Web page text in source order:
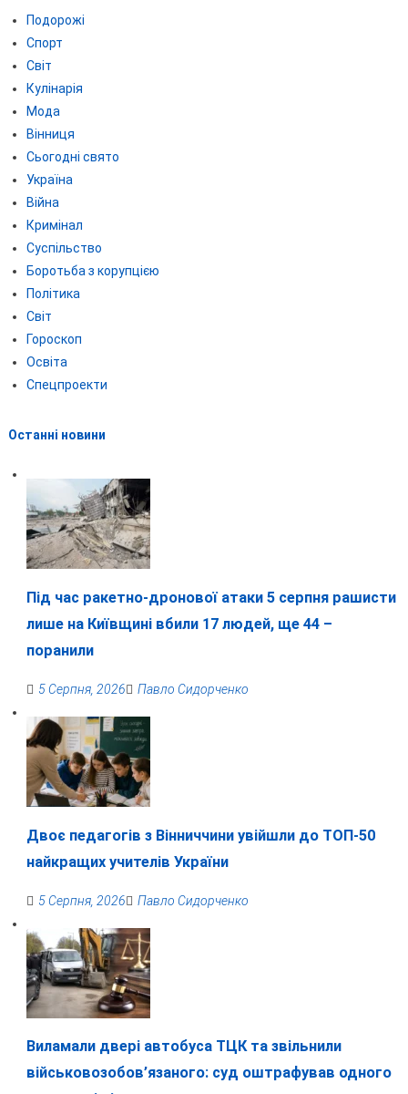
Подорожі
Спорт
Світ
Кулінарія
Мода
Вінниця
Сьогодні свято
Україна
Війна
Кримінал
Суспільство
Боротьба з корупцією
Політика
Світ
Гороскоп
Освіта
Спецпроекти
Останні новини
Під час ракетно-дронової атаки 5 серпня рашисти
лише на Київщині вбили 17 людей, ще 44 –
поранили
5 Серпня, 2026 Павло Сидорченко
Двоє педагогів з Вінниччини увійшли до ТОП-50
найкращих учителів України
5 Серпня, 2026 Павло Сидорченко
Виламали двері автобуса ТЦК та звільнили
військовозобов’язаного: суд оштрафував одного